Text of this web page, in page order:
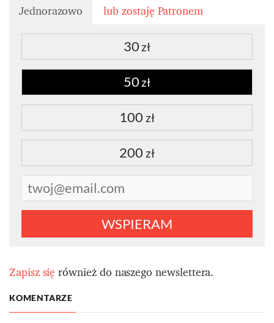
Jednorazowo
lub zostaję Patronem
30 zł
50 zł
100 zł
200 zł
WSPIERAM
Zapisz sięrównież do naszego newslettera.
KOMENTARZE